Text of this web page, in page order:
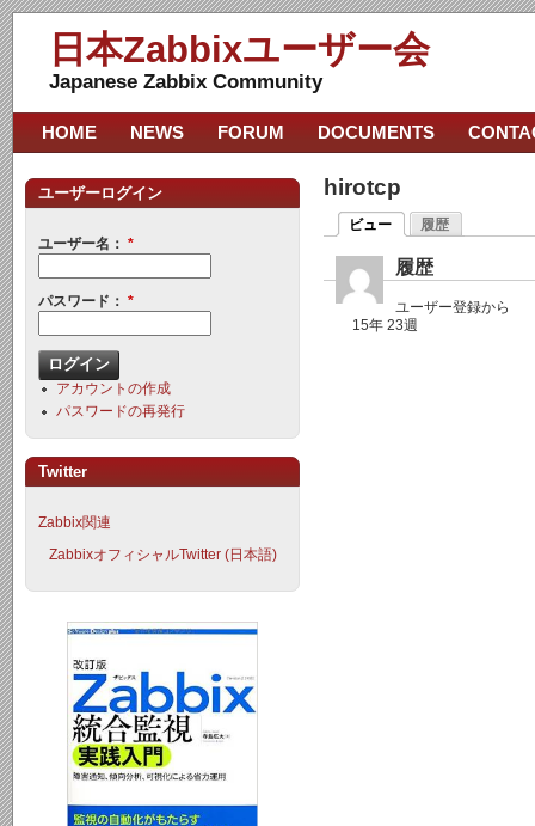
日本Zabbixユーザー会
Japanese Zabbix Community
hirotcp
ビュー 履歴
履歴
ユーザー登録から
15年 23週
HOME NEWS FORUM DOCUMENTS
ユーザーログイン
ユーザー名： *
パスワード： *
アカウントの作成
パスワードの再発行
Twitter
Zabbix関連
ZabbixオフィシャルTwitter (日本語)